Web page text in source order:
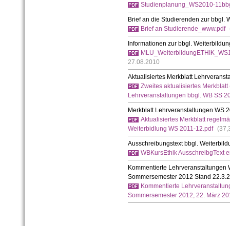
Studienplanung_WS2010-
Brief an die Studierenden zur bbgl.
Brief an Studierende_www.pdf
Informationen zur bbgl.
27.08.2010
Aktualisiertes Merkblatt
Zweites aktualisiertes
Lehrveranstaltungen bbgl. WB SS
Merkblatt Lehrveranstaltungen WS
Aktualisiertes Merkblatt
Weiterbidlung WS 2011-12.pdf
Ausschreibungstext bbgl.
WBKursEthik AusschreibgText
Kommentierte Lehrveranstaltungen
Sommersemester 2012 Stand
Kommentierte
Sommersemester 2012, 22. März